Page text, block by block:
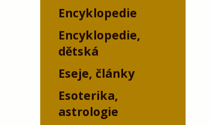
Encyklopedie
Encyklopedie,
dětská
Eseje, články
Esoterika,
astrologie